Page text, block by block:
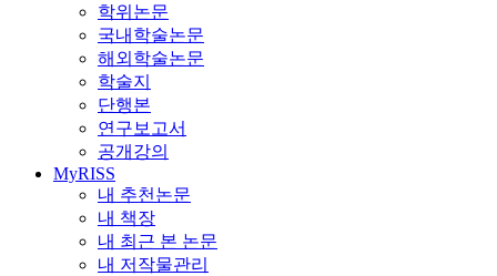
학위논문
국내학술논문
해외학술논문
학술지
단행본
연구보고서
공개강의
MyRISS
내 추천논문
내 책장
내 최근 본 논문
내 저작물관리